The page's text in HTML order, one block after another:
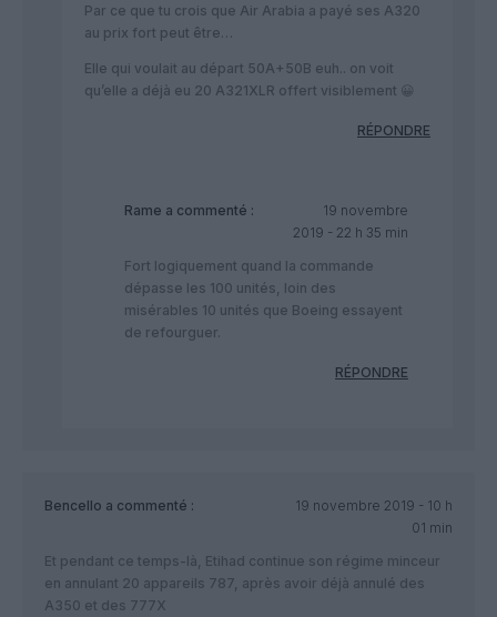
Par ce que tu crois que Air Arabia a payé ses A320
au prix fort peut être…
Elle qui voulait au départ 50A+50B euh.. on voit
qu’elle a déjà eu 20 A321XLR offert visiblement 😀
RÉPONDRE
Rame a commenté :
19 novembre
2019 - 22 h 35 min
Fort logiquement quand la commande
dépasse les 100 unités, loin des
misérables 10 unités que Boeing essayent
de refourguer.
RÉPONDRE
Bencello a commenté :
19 novembre 2019 - 10 h
01 min
Et pendant ce temps-là, Etihad continue son régime minceur
en annulant 20 appareils 787, après avoir déjà annulé des
A350 et des 777X